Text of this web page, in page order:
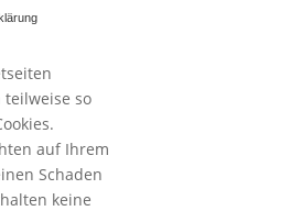
so
auf Ihrem
Schaden
keine